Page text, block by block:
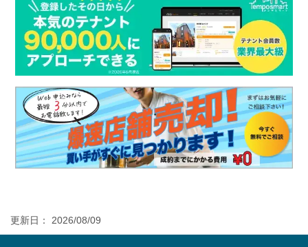
更新日： 2026/08/09